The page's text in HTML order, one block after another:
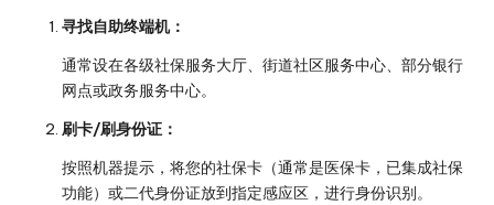
寻找自助终端机：
通常设在各级社保服务大厅、街道社区服务中心、部分银行
网点或政务服务中心。
刷卡/刷身份证：
按照机器提示，将您的社保卡（通常是医保卡，已集成社保
功能）或二代身份证放到指定感应区，进行身份识别。